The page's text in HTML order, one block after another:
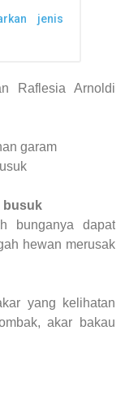
jenis
Raflesia Arnoldi
garam
busuk
bunganya dapat
hewan merusak
yang kelihatan
akar bakau